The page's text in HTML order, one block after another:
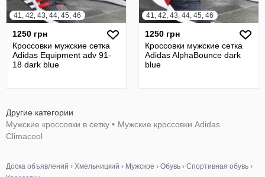
41, 42, 43, 44, 45, 46
1250 грн
Кроссовки мужские сетка
Adidas Equipment adv 91-
18 dark blue
41, 42, 43, 44, 45, 46
1250 грн
Кроссовки мужские сетка
Adidas AlphaBounce dark
blue
Другие категории
Мужские кроссовки в сетку • Мужские кроссовки Adidas
Climacool
Доска объявлений › Хмельницкий › Мужское › Обувь › Спортивная обувь ›